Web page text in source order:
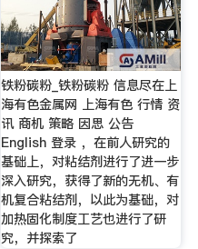
铁粉碳粉_铁粉碳粉 信息尽在上
海有色金属网 上海有色 行情 资
讯 商机 策略 因思 公告
English 登录 ，在前人研究的
基础上，对粘结剂进行了进一步
深入研究，获得了新的无机、有
机复合粘结剂，以此为基础，对
加热固化制度工艺也进行了研
究，并探索了